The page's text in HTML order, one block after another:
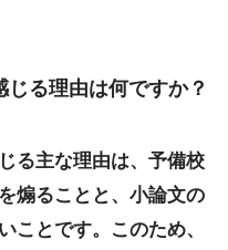
る理由は何ですか？
る主な理由は、予備校
煽ることと、小論文の
ことです。このため、